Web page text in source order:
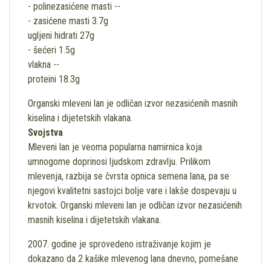
- polinezasićene masti --
- zasićene masti 3.7g
ugljeni hidrati 27g
- šećeri 1.5g
vlakna --
proteini 18.3g
Organski mleveni lan je odličan izvor nezasićenih masnih
kiselina i dijetetskih vlakana.
Svojstva
Mleveni lan je veoma popularna namirnica koja
umnogome doprinosi ljudskom zdravlju. Prilikom
mlevenja, razbija se čvrsta opnica semena lana, pa se
njegovi kvalitetni sastojci bolje vare i lakše dospevaju u
krvotok. Organski mleveni lan je odličan izvor nezasićenih
masnih kiselina i dijetetskih vlakana.
2007. godine je sprovedeno istraživanje kojim je
dokazano da 2 kašike mlevenog lana dnevno, pomešane